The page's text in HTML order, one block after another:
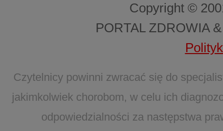
Copyright ©
PORTAL ZDROWIA
Czytelnicy powinni zwracać się do
jakimkolwiek chorobom, w celu ich
odpowiedzialności za następstwa